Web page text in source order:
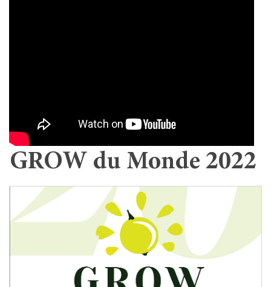
GROW du Monde 2022